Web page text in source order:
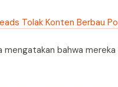
Tolak Konten Berbau
mengatakan bahwa